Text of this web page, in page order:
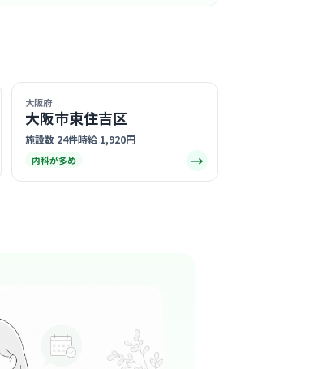
この周辺の募集を確認 →
この周辺の募集を確認 →
大阪府
大阪市東住吉区
施設数 24件時給 1,920円
内科が多め →